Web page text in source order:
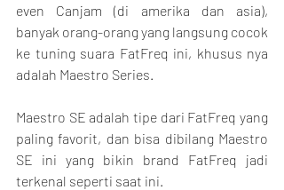
even Canjam (di amerika dan asia),
banyak orang-orang yang langsung cocok
ke tuning suara FatFreq ini, khusus nya
adalah Maestro Series.
Maestro SE adalah tipe dari FatFreq yang
paling favorit, dan bisa dibilang Maestro
SE ini yang bikin brand FatFreq jadi
terkenal seperti saat ini.